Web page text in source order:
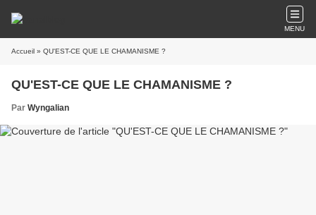
MENU
Accueil » QU'EST-CE QUE LE CHAMANISME ?
QU'EST-CE QUE LE CHAMANISME ?
Par Wyngalian